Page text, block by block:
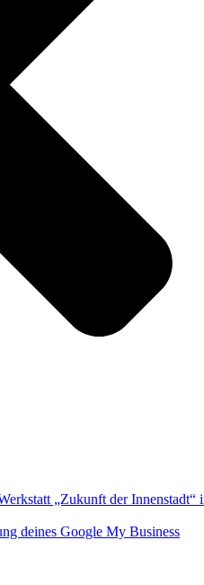
„Zukunft der Innenstadt“
deines Google My Business